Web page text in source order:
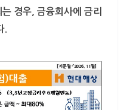
경우, 금융회사에 금리
.